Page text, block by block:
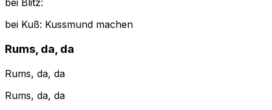
bei Blitz:
bei Kuß: Kussmund machen
Rums, da, da
Rums, da, da
Rums, da, da